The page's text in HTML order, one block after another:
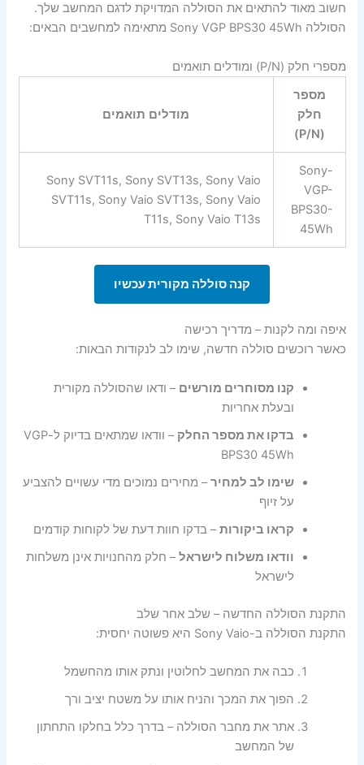
חשוב מאוד להתאים את הסוללה המדויקת לדגם המחשב שלך.
הסוללה Sony VGP BPS30 45Wh מתאימה למחשבים הבאים:
מספרי חלק (P/N) ומודלים תואמים
מספר
חלק
(P/N)
מודלים תואמים
Sony-
VGP-
BPS30-
45Wh
Sony SVT11s, Sony SVT13s, Sony Vaio
SVT11s, Sony Vaio SVT13s, Sony Vaio
T11s, Sony Vaio T13s
קנה סוללה מקורית עכשיו
איפה ומה לקנות – מדריך רכישה
כאשר רוכשים סוללה חדשה, שימו לב לנקודות הבאות:
קנו מסוחרים מורשים – ודאו שהסוללה מקורית
ובעלת אחריות
בדקו את מספר החלק
– וודאו שמתאים בדיוק ל-VGP
BPS30 45Wh
שימו לב למחיר– מחירים נמוכים מדי עשויים להצביע
על זיוף
קראו ביקורות– בדקו חוות דעת של לקוחות קודמים
וודאו משלוח לישראל– חלק מהחנויות אינן משלחות
לישראל
התקנת הסוללה החדשה – שלב אחר שלב
התקנת הסוללה ב-Sony Vaio היא פשוטה יחסית:
כבה את המחשב לחלוטין ונתק אותו מהחשמל
הפוך את המכך והניח אותו על משטח יציב ורך
אתר את מחבר הסוללה – בדרך כלל בחלקו התחתון
של המחשב